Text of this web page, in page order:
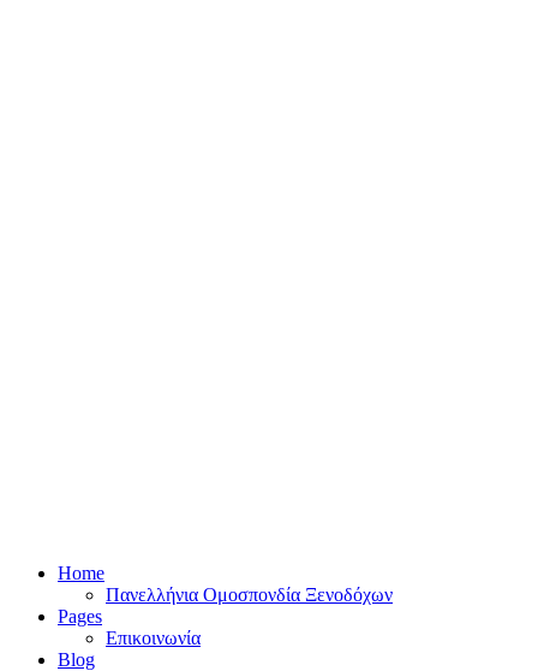
Home
Πανελλήνια Ομοσπονδία Ξενοδόχων
Pages
Επικοινωνία
Blog